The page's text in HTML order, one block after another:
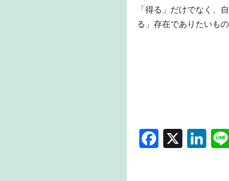
「得る」だけでなく、
る」存在でありたいも
F
X
Li